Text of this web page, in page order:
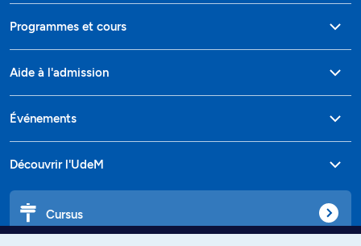
Programmes et cours
Aide à l'admission
Événements
Découvrir l'UdeM
Cursus